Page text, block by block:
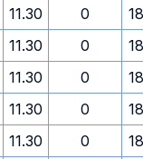
11.30 0
11.30 0
11.30 0
11.30 0
11.30 0